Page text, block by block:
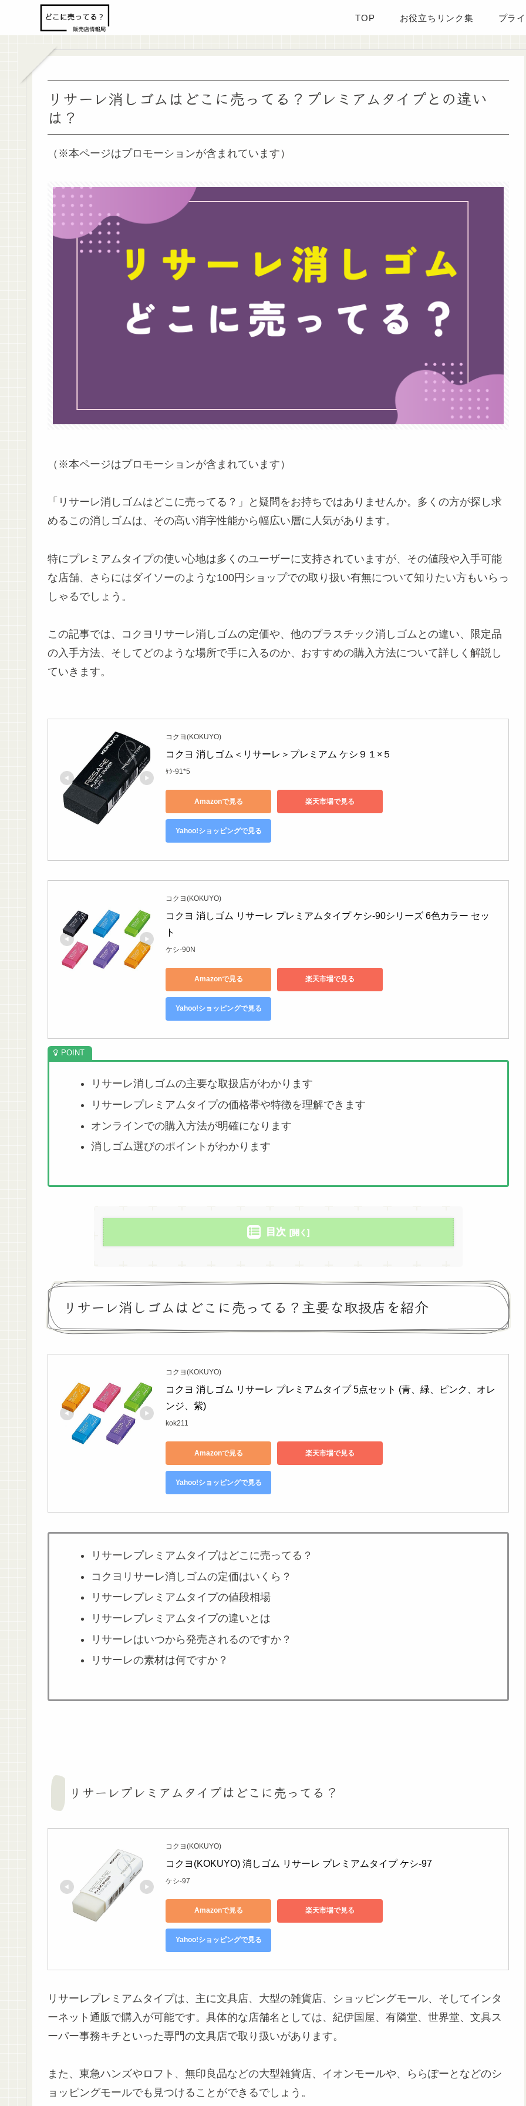
TOP お役立ちリンク集 プラ
リサーレ消しゴムはどこに売ってる？プレミアムタイプとの違い
は？
（※本ページはプロモーションが含まれています）
（※本ページはプロモーションが含まれています）
「リサーレ消しゴムはどこに売ってる？」と疑問をお持ちではありませんか。多くの方が探し求
めるこの消しゴムは、その高い消字性能から幅広い層に人気があります。
特にプレミアムタイプの使い心地は多くのユーザーに支持されていますが、その値段や入手可能
な店舗、さらにはダイソーのような100円ショップでの取り扱い有無について知りたい方もいらっ
しゃるでしょう。
この記事では、コクヨリサーレ消しゴムの定価や、他のプラスチック消しゴム との違い、 限定品
の入手方法、そしてどのような場所で手に入るのか、 おすすめの購入方法について詳しく解説し
ていきます。
コクヨ(KOKUYO)
コクヨ 消しゴム＜リサーレ＞プレミアム ケシ９１×５
ｹｼ-91*5
Amazonで見る 楽天市場で見る
Yahoo!ショッピングで見る
コクヨ(KOKUYO)
コクヨ 消しゴム リサーレ プレミアムタイプ ケシ-90シリーズ 6色カラー セッ
ト
ケシ-90N
Amazonで見る 楽天市場で見る
Yahoo!ショッピングで見る
リサーレ消しゴムの主要な取扱店がわかります
リサーレプレミアムタイプの価格帯や特徴を理解できます
オンラインでの購入方法が明確になります
消しゴム選びのポイントがわかります
目次
リサーレ消しゴムはどこに売ってる？主要な取扱店を紹介
コクヨ(KOKUYO)
コクヨ 消しゴム リサーレ プレミアムタイプ 5点セット (青、緑、ピンク、オレ
ンジ、紫)
kok211
Amazonで見る 楽天市場で見る
Yahoo!ショッピングで見る
リサーレプレミアムタイプはどこに売ってる？
コクヨリサーレ消しゴムの定価はいくら？
リサーレプレミアムタイプの値段相場
リサーレプレミアムタイプの違いとは
リサーレはいつから発売されるのですか？
リサーレの素材は何ですか？
リサーレプレミアムタイプはどこに売ってる？
コクヨ(KOKUYO)
コクヨ(KOKUYO) 消しゴム リサーレ プレミアムタイプ ケシ-97
ケシ-97
Amazonで見る 楽天市場で見る
Yahoo!ショッピングで見る
リサーレプレミアムタイプは、主に文具店、大型の雑貨店、ショッピングモール、そしてインタ
ーネット通販で購入が可能です。具体的な店舗名としては、紀伊国屋、有隣堂、世界堂、文具ス
ーパー事務キチといった専門の文具店で取り扱いがあります。
また、東急ハンズやロフト、無印良品などの大型雑貨店、イオンモールや、ららぽーとなどのシ
ョッピングモールでも見つけることができるでしょう。